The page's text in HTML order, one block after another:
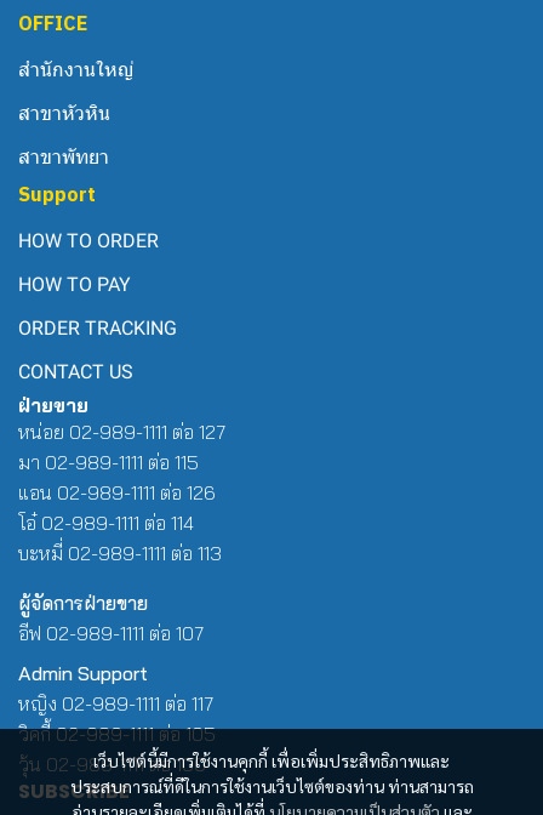
เว็บไซต์นี้มีการใช้งานคุกกี้ เพื่อเพิ่มประสิทธิภาพและ
ประสบการณ์ที่ดีในการใช้งานเว็บไซต์ของท่าน ท่านสามารถ
OFFICE
สำนักงานใหญ่
สาขาหัวหิน
สาขาพัทยา
Support
HOW TO ORDER
HOW TO PAY
ORDER TRACKING
CONTACT US
ฝ่ายขาย
หน่อย 02-989-1111 ต่อ 127
มา 02-989-1111 ต่อ 115
แอน 02-989-1111 ต่อ 126
โอ๋ 02-989-1111 ต่อ 114
บะหมี่ 02-989-1111 ต่อ 113
ผู้จัดการฝ่ายขาย
อีฟ 02-989-1111 ต่อ 107
Admin Support
หญิง 02-989-1111 ต่อ 117
วิคกี้ 02-989-1111 ต่อ 105
วุ้น 02-989-1111 ต่อ 100
SUBSCRIBE